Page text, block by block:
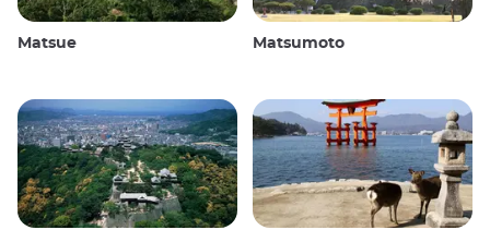
Matsue Matsumoto